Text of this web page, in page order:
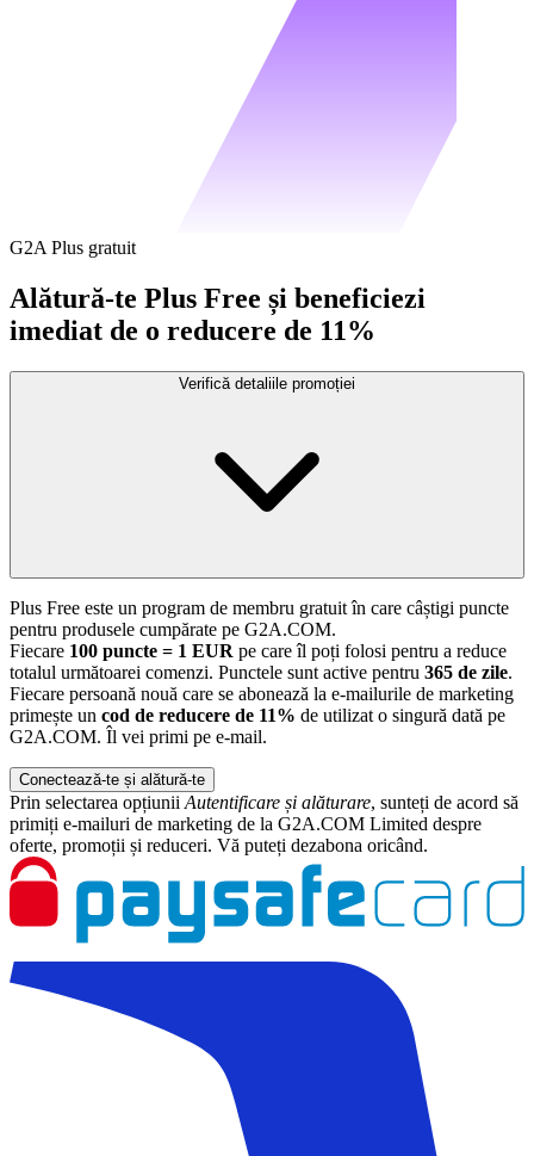
G2A Plus gratuit
Alătură-te Plus Free și beneficiezi
imediat de o reducere de 11%
Verifică detaliile promoției
Plus Free este un program de membru gratuit în care câștigi puncte
pentru produsele cumpărate pe G2A.COM.
Fiecare 100 puncte = 1 EUR pe care îl poți folosi pentru a reduce
totalul următoarei comenzi. Punctele sunt active pentru 365 de zile.
Fiecare persoană nouă care se abonează la e-mailurile de marketing
primește un cod de reducere de 11% de utilizat o singură dată pe
G2A.COM. Îl vei primi pe e-mail.
Conectează-te și alătură-te
Prin selectarea opțiunii Autentificare și alăturare, sunteți de acord să
primiți e-mailuri de marketing de la G2A.COM Limited despre
oferte, promoții și reduceri. Vă puteți dezabona oricând.